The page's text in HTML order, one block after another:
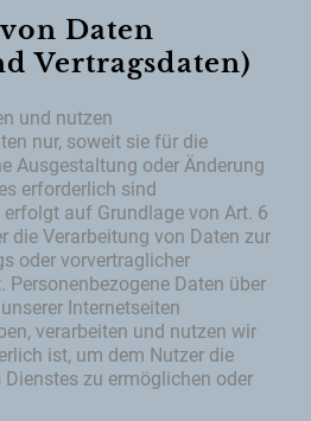
Daten
Vertragsdaten)
und nutzen
nur, soweit sie für die
Ausgestaltung oder Änderung
erforderlich sind
auf Grundlage von Art. 6
die Verarbeitung von Daten zur
oder vorvertraglicher
Daten über
Internetseiten
verarbeiten und nutzen wir
ist, um dem Nutzer die
zu ermöglichen oder